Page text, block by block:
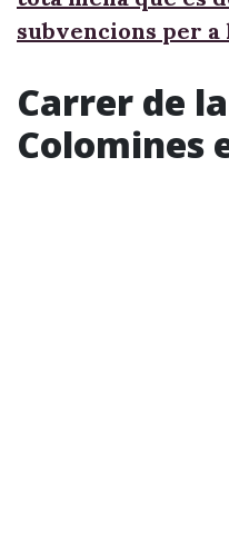
subvencions per
Carrer de
Colomines